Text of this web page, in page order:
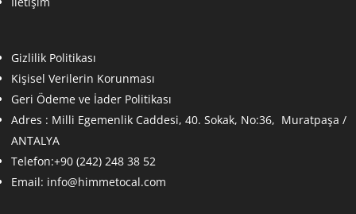
Gizlilik Politikası
Kişisel Verilerin Korunması
Geri Ödeme ve İader Politikası
Adres : Milli Egemenlik Caddesi, 40. Sokak, No:36, Muratpaşa /
ANTALYA
Telefon:+90 (242) 248 38 52
Email: info@himmetocal.com